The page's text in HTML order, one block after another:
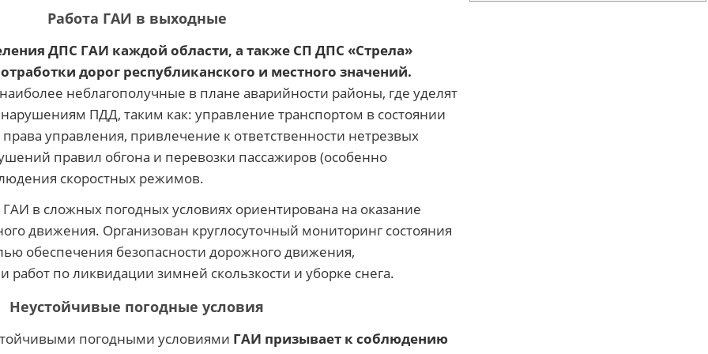
Работа ГАИ в выходные
ДПС ГАИ каждой области, а также СП ДПС «Стрела»
дорог республиканского и местного значений.
неблагополучные в плане аварийности районы, где уделят
ПДД, таким как: управление транспортом в состоянии
управления, привлечение к ответственности нетрезвых
правил обгона и перевозки пассажиров (особенно
скоростных режимов.
ГАИ в сложных погодных условиях ориентирована на оказание
движения. Организован круглосуточный мониторинг состояния
обеспечения безопасности дорожного движения,
работ по ликвидации зимней скользкости и уборке снега.
Неустойчивые погодные условия
погодными условиями ГАИ призывает к соблюдению